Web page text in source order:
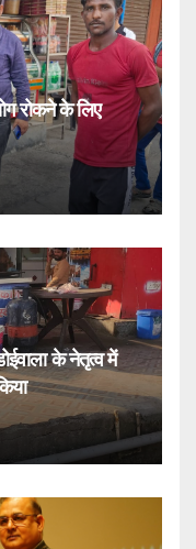
रोकने के लिए
के नेतृत्व में